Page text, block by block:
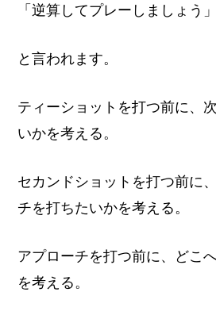
「逆算してプレーしましょう」
と言われます。
ティーショットを打つ前に、
いかを考える。
セカンドショットを打つ前に
チを打ちたいかを考える。
アプローチを打つ前に、どこ
を考える。